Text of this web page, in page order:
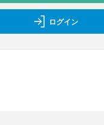
ログイン